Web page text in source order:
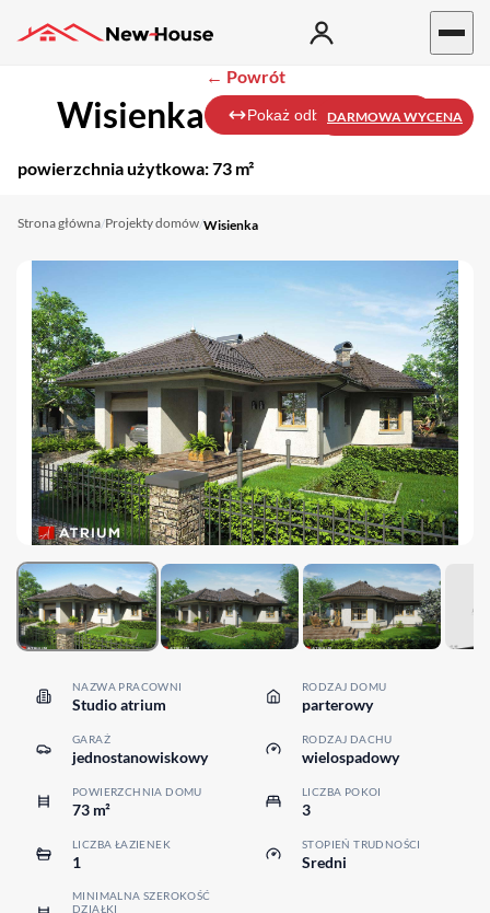
← Powrót
Wisienka Pokaż odbicie lustrzane
powierzchnia użytkowa:73 m²
Strona główna/Projekty domów/Wisienka
NAZWA PRACOWNI
Studio atrium
RODZAJ DOMU
parterowy
GARAŻ
jednostanowiskowy
RODZAJ DACHU
wielospadowy
POWIERZCHNIA DOMU
73 m²
LICZBA POKOI
3
LICZBA ŁAZIENEK
1
STOPIEŃ TRUDNOŚCI
Sredni
MINIMALNA SZEROKOŚĆ
DZIAŁKI
DARMOWA WYCENA